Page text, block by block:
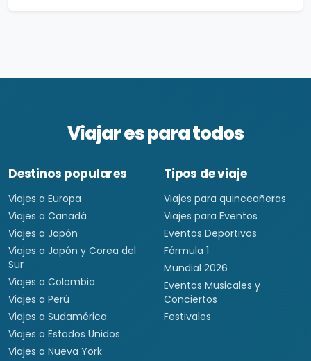
Viajar es para todos
Destinos populares
Viajes a Europa
Viajes a Canadá
Viajes a Japón
Viajes a Japón y Corea del
Sur
Viajes a Colombia
Viajes a Perú
Viajes a Sudamérica
Viajes a Estados Unidos
Viajes a Nueva York
Tipos de viaje
Viajes para quinceañeras
Viajes para Eventos
Eventos Deportivos
Fórmula 1
Mundial 2026
Eventos Musicales y
Conciertos
Festivales